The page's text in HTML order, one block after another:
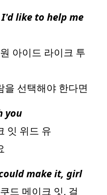
like to help me
아이드 라이크 투
선택해야 한다면
you
잇 위드 유
make it, girl
드 메이크 잇, 걸